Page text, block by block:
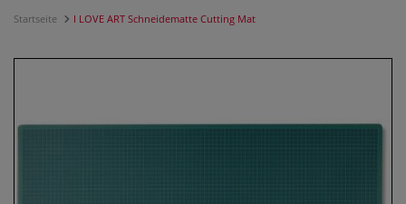
Startseite I LOVE ART Schneidematte Cutting Mat